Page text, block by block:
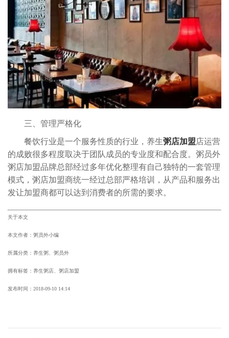
三、管理严格化
餐饮行业是一个服务性质的行业，养生粥店加盟店运营
的成败很多程度取决于团队成员的专业度和配合度。粥员外
粥店加盟品牌总部经过多年优化整理有自己独特的一套管理
模式，粥店加盟商统一经过总部严格培训，从产品和服务出
发让加盟商都可以达到消费者的所需的要求。
关于本文
本文作者：粥员外小编
所属分类：养生粥、粥员外
拥有标签：养生粥店、粥店加盟
发布时间： 2018-09-10 14:14